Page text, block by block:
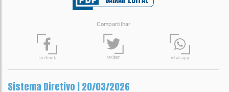
Compartilhar
facebook twitter whatsapp
Sistema Diretivo | 20/03/2026